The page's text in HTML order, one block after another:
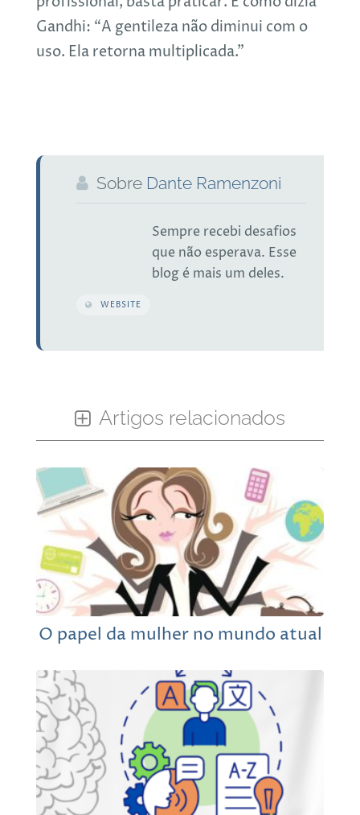
Gandhi: “A gentileza não diminui com o
uso. Ela retorna multiplicada.”
Sobre Dante Ramenzoni
Sempre recebi desafios
que não esperava. Esse
blog é mais um deles.
WEBSITE
Artigos relacionados
O papel da mulher no mundo atual